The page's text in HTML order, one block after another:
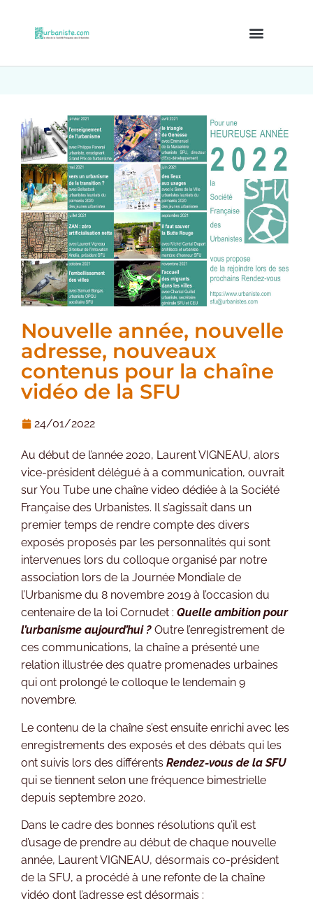
Nouvelle année, nouvelle
adresse, nouveaux
contenus pour la chaîne
vidéo de la SFU
24/01/2022
Au début de l’année 2020, Laurent VIGNEAU, alors
vice-président délégué à a communication, ouvrait
sur You Tube une chaîne video dédiée à la Société
Française des Urbanistes. Il s’agissait dans un
premier temps de rendre compte des divers
exposés proposés par les personnalités qui sont
intervenues lors du colloque organisé par notre
association lors de la Journée Mondiale de
l’Urbanisme du 8 novembre 2019 à l’occasion du
centenaire de la loi Cornudet : Quelle ambition pour
l’urbanisme aujourd’hui ? Outre l’enregistrement de
ces communications, la chaîne a présenté une
relation illustrée des quatre promenades urbaines
qui ont prolongé le colloque le lendemain 9
novembre.
Le contenu de la chaîne s’est ensuite enrichi avec les
enregistrements des exposés et des débats qui les
ont suivis lors des différents Rendez-vous de la SFU
qui se tiennent selon une fréquence bimestrielle
depuis septembre 2020.
Dans le cadre des bonnes résolutions qu’il est
d’usage de prendre au début de chaque nouvelle
année, Laurent VIGNEAU, désormais co-président
de la SFU, a procédé à une refonte de la chaîne
vidéo dont l’adresse est désormais :